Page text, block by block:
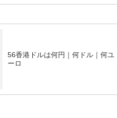
56香港ドルは何円｜何ドル｜何ユ
ーロ